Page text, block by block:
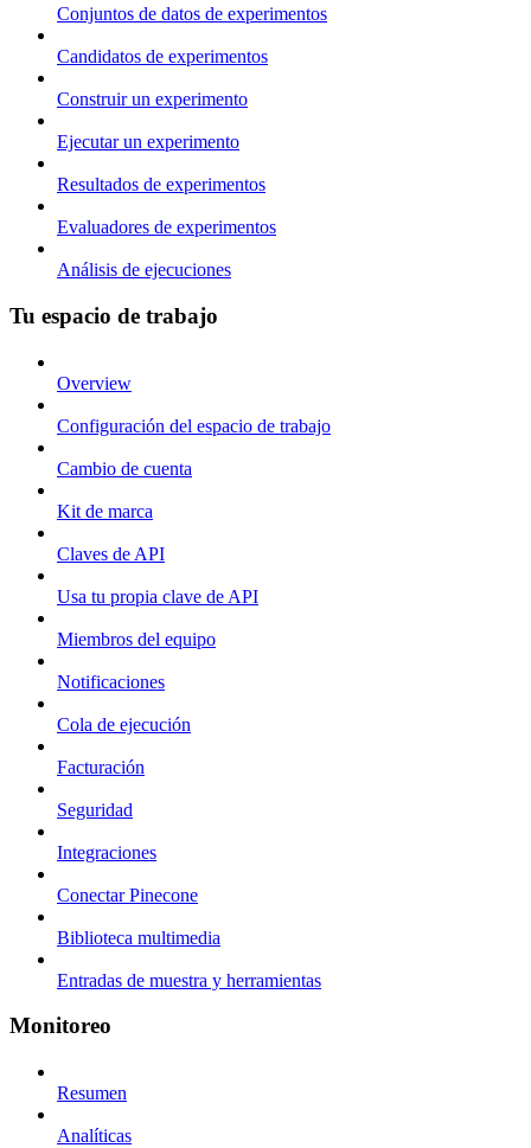
Conjuntos de datos de experimentos
Candidatos de experimentos
Construir un experimento
Ejecutar un experimento
Resultados de experimentos
Evaluadores de experimentos
Análisis de ejecuciones
Tu espacio de trabajo
Overview
Configuración del espacio de trabajo
Cambio de cuenta
Kit de marca
Claves de API
Usa tu propia clave de API
Miembros del equipo
Notificaciones
Cola de ejecución
Facturación
Seguridad
Integraciones
Conectar Pinecone
Biblioteca multimedia
Entradas de muestra y herramientas
Monitoreo
Resumen
Analíticas